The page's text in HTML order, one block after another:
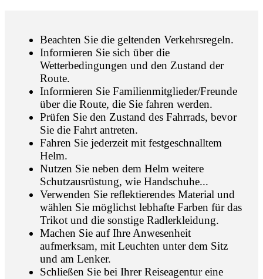
Beachten Sie die geltenden Verkehrsregeln.
Informieren Sie sich über die
Wetterbedingungen und den Zustand der
Route.
Informieren Sie Familienmitglieder/Freunde
über die Route, die Sie fahren werden.
Prüfen Sie den Zustand des Fahrrads, bevor
Sie die Fahrt antreten.
Fahren Sie jederzeit mit festgeschnalltem
Helm.
Nutzen Sie neben dem Helm weitere
Schutzausrüstung, wie Handschuhe...
Verwenden Sie reflektierendes Material und
wählen Sie möglichst lebhafte Farben für das
Trikot und die sonstige Radlerkleidung.
Machen Sie auf Ihre Anwesenheit
aufmerksam, mit Leuchten unter dem Sitz
und am Lenker.
Schließen Sie bei Ihrer Reiseagentur eine